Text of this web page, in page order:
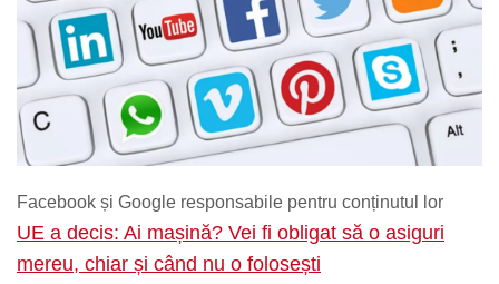
Facebook și Google responsabile pentru conținutul lor
UE a decis: Ai mașină? Vei fi obligat să o asiguri
mereu, chiar și când nu o folosești